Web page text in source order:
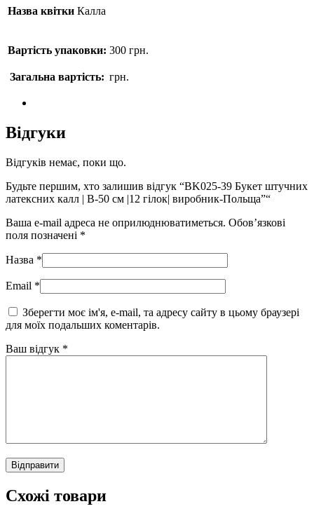
Назва квітки Калла
Вартість упаковки: 300 грн.
Загальна вартість: грн.
Відгуки
Відгуків немає, поки що.
Будьте першим, хто залишив відгук “BK025-39 Букет штучних
латексних калл | В-50 см |12 гілок| виробник-Польща”“
Ваша e-mail адреса не оприлюднюватиметься. Обов’язкові
поля позначені *
Назва *
Email *
Зберегти моє ім'я, e-mail, та адресу сайту в цьому браузері
для моїх подальших коментарів.
Ваш відгук *
Схожі товари